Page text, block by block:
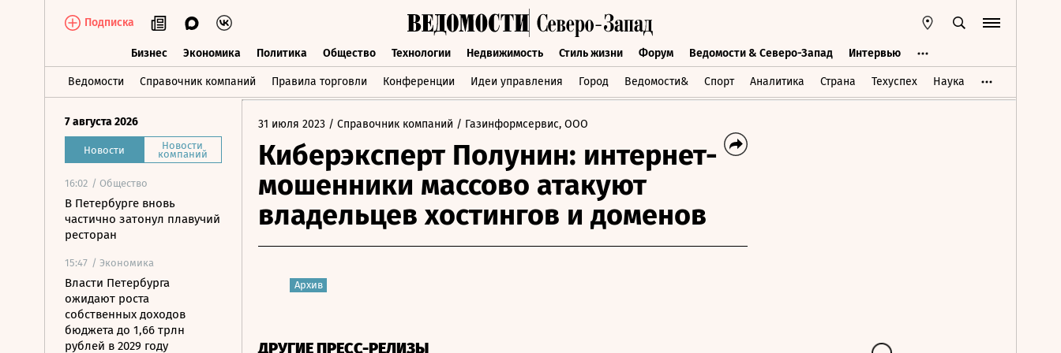
Подписка
Бизнес Экономика Политика Общество Технологии Недвижимость Стиль жизни Форум Ведомости & Северо-Запад Интервью
Ведомости Справочник компаний Правила торговли Конференции Идеи управления Город Ведомости& Спорт Аналитика Страна Техуспех Наука
Бизнес Экономика Политика Общество Технологии Недвижимость Стиль жизни Форум Ведомости & Северо-Запад Интервью
7 августа 2026
Новости Новости
компаний
16:02 / Общество
В Петербурге вновь
частично затонул плавучий
ресторан
15:47 / Экономика
Власти Петербурга
ожидают роста
собственных доходов
бюджета до 1,66 трлн
рублей в 2029 году
31 июля 2023 / Справочник компаний / Газинформсервис, ООО
Киберэксперт Полунин: интернет-
мошенники массово атакуют
владельцев хостингов и доменов
Архив
ДРУГИЕ ПРЕСС-РЕЛИЗЫ